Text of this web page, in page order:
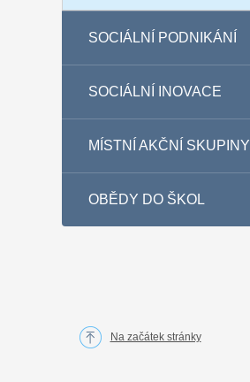
SOCIÁLNÍ PODNIKÁNÍ
SOCIÁLNÍ INOVACE
MÍSTNÍ AKČNÍ SKUPINY
OBĚDY DO ŠKOL
Na začátek stránky